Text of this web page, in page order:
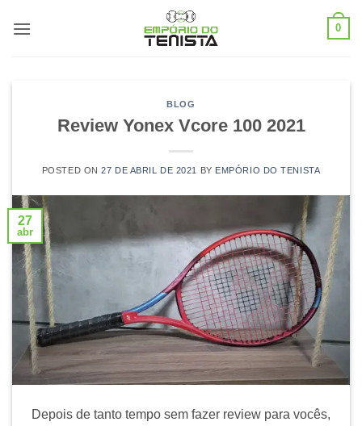
0
BLOG
Review Yonex Vcore 100 2021
POSTED ON27 DE ABRIL DE 2021 BY EMPÓRIO DO TENISTA
27
abr
Depois de tanto tempo sem fazer review para vocês,